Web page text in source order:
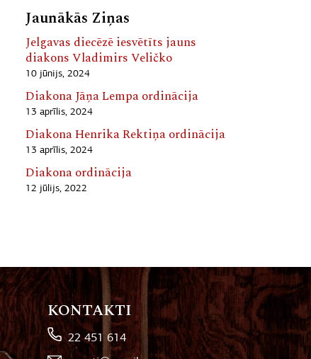
Jaunākās Ziņas
Jelgavas diecēzē iesvētīts jauns
diakons Vladimirs Veličko
10 jūnijs, 2024
Diakona Jāņa Lempa ordinācija
13 aprīlis, 2024
Diakona Henrika Rektiņa ordinācija
13 aprīlis, 2024
Diakona ordinācija
12 jūlijs, 2022
KONTAKTI
22 451 614